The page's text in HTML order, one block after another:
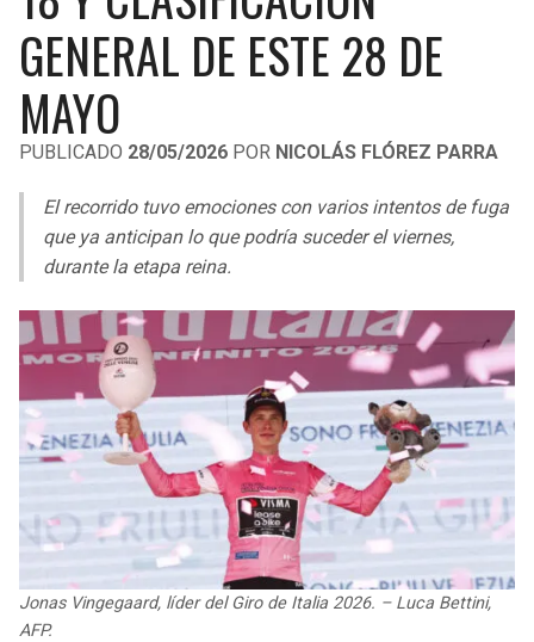
LIGA DE EXPANSIÓN MX
LEAGUES CUP
UEFA EUROPA LEAGUE
UEFA CONFERENCE LEAGUE
MLS
COPA SUDAMERICANA
LIGA BETPLAY
OTRAS LIGAS
RAIDERS
CHARGERS
BENGALS
BROWNS
STEELERS
TEXANS
JAGUARS
TITANS
CAVALIERS
PISTONS
BUCKS
HAWKS
HORNETS
HEAT
WIZARDS
WARRIORS
GENERAL DE ESTE 28 DE
MAYO
PUBLICADO 28/05/2026 POR NICOLÁS FLÓREZ PARRA
El recorrido tuvo emociones con varios intentos de fuga
que ya anticipan lo que podría suceder el viernes,
durante la etapa reina.
Jonas Vingegaard, líder del Giro de Italia 2026. – Luca Bettini,
AFP.